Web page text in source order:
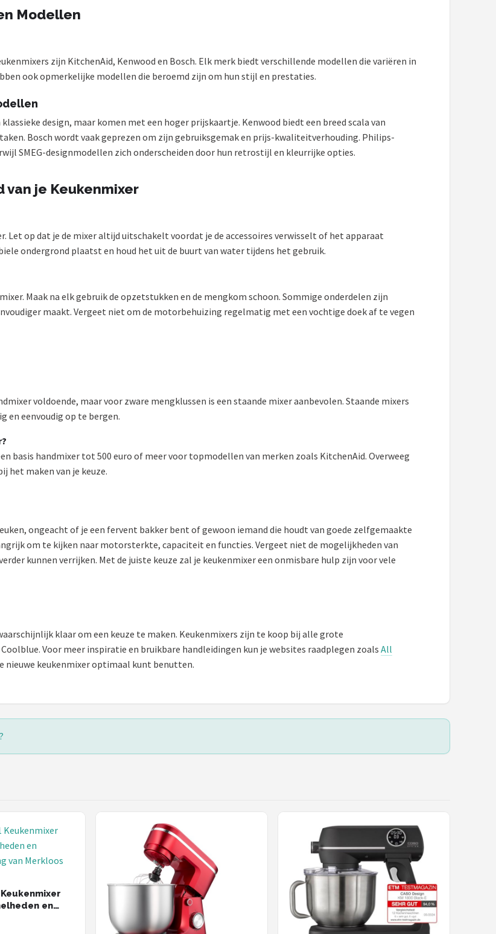
Modellen
zijn KitchenAid, Kenwood en Bosch. Elk merk biedt verschillende modellen die variëren in
ook opmerkelijke modellen die beroemd zijn om hun stijl en prestaties.
design, maar komen met een hoger prijskaartje. Kenwood biedt een breed scala van
Bosch wordt vaak geprezen om zijn gebruiksgemak en prijs-kwaliteitverhouding. Philips-
SMEG-designmodellen zich onderscheiden door hun retrostijl en kleurrijke opties.
van je Keukenmixer
Let op dat je de mixer altijd uitschakelt voordat je de accessoires verwisselt of het apparaat
ondergrond plaatst en houd het uit de buurt van water tijdens het gebruik.
Maak na elk gebruik de opzetstukken en de mengkom schoon. Sommige onderdelen zijn
maakt. Vergeet niet om de motorbehuizing regelmatig met een vochtige doek af te vegen
voldoende, maar voor zware mengklussen is een staande mixer aanbevolen. Staande mixers
en eenvoudig op te bergen.
basis handmixer tot 500 euro of meer voor topmodellen van merken zoals KitchenAid. Overweeg
het maken van je keuze.
ongeacht of je een fervent bakker bent of gewoon iemand die houdt van goede zelfgemaakte
om te kijken naar motorsterkte, capaciteit en functies. Vergeet niet de mogelijkheden van
kunnen verrijken. Met de juiste keuze zal je keukenmixer een onmisbare hulp zijn voor vele
klaar om een keuze te maken. Keukenmixers zijn te koop bij alle grote
Voor meer inspiratie en bruikbare handleidingen kun je websites raadplegen zoals All
nieuwe keukenmixer optimaal kunt benutten.
en